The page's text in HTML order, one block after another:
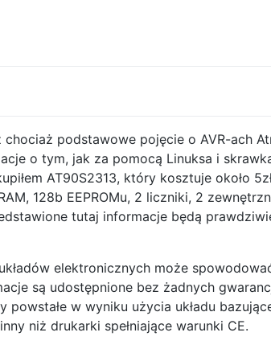
podstawowe pojęcie o AVR-ach
o tym, jak za pomocą Linuksa i
AT90S2313, który kosztuje około
128b EEPROMu, 2 liczniki, 2
tutaj informacje będą
elektronicznych może
są udostępnione bez żadnych
w wyniku użycia układu
niż drukarki spełniające warunki CE.